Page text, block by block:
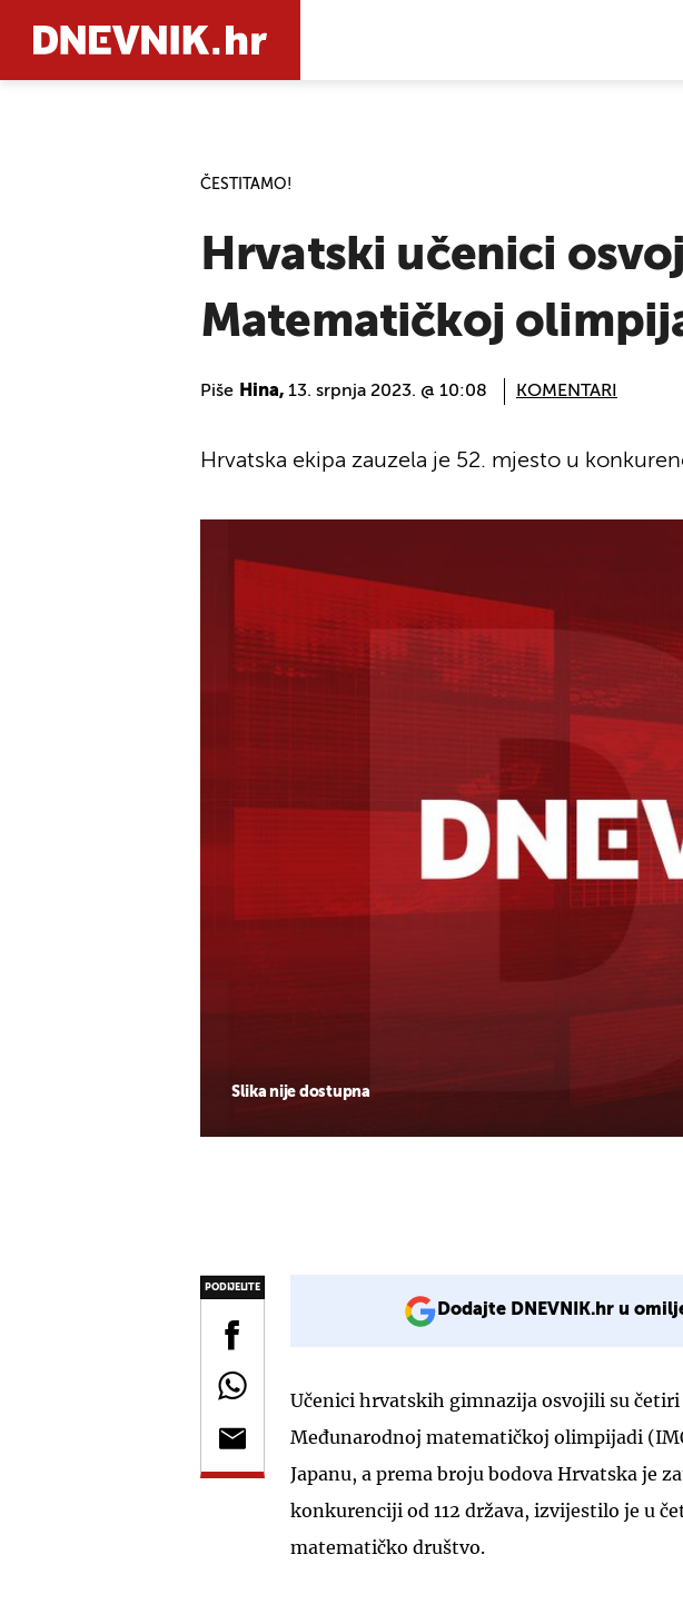
ČESTITAMO!
Hrvatski učenici
Matematičkoj
Piše Hina, 13. srpnja 2023. @ 10:08 KOMENTARI
Slika nije dostupna
Hrvatska ekipa zauzela je 52. mjesto u
PODIJELITE
Dodajte DNEVNIK.hr u
Učenici hrvatskih gimnazija osvojili su četiri
Međunarodnoj matematičkoj olimpijadi
Japanu, a prema broju bodova Hrvatska je
konkurenciji od 112 država, izvijestilo je u
matematičko društvo.